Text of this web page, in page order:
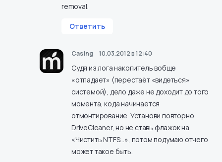
removal.
Ответить
Casing 10.03.2012 в 12:40
Судя из лога накопитель вобще
«отпадает» (перестаёт «видеться»
системой), дело даже не доходит до того
момента, кода начинается
отмонтирование. Установи повторно
DriveCleaner, но не ставь флажок на
«Чистить NTFS…», потом подумаю отчего
может такое быть.